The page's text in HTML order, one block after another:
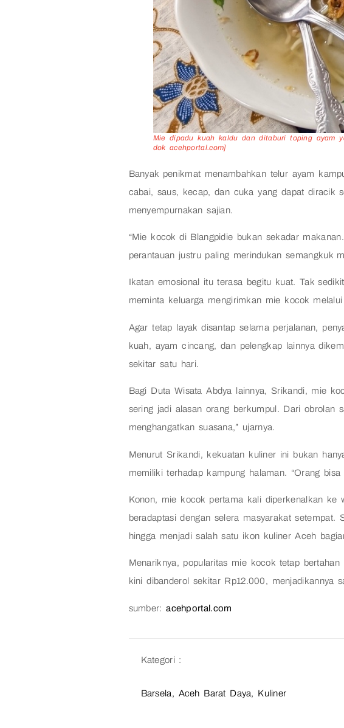
Mie dipadu kuah kaldu dan ditaburi toping ayam
dok acehportal.com]
Banyak penikmat menambahkan telur ayam
cabai, saus, kecap, dan cuka yang dapat diracik
menyempurnakan sajian.
“Mie kocok di Blangpidie bukan sekadar
perantauan justru paling merindukan semangkuk
Ikatan emosional itu terasa begitu kuat. Tak
meminta keluarga mengirimkan mie kocok
Agar tetap layak disantap selama perjalanan,
kuah, ayam cincang, dan pelengkap lainnya
sekitar satu hari.
Bagi Duta Wisata Abdya lainnya, Srikandi, mie
sering jadi alasan orang berkumpul. Dari obrolan
menghangatkan suasana,” ujarnya.
Menurut Srikandi, kekuatan kuliner ini bukan
memiliki terhadap kampung halaman. “Orang
Konon, mie kocok pertama kali diperkenalkan ke
beradaptasi dengan selera masyarakat
hingga menjadi salah satu ikon kuliner Aceh
Menariknya, popularitas mie kocok tetap
kini dibanderol sekitar Rp12.000, menjadikannya
sumber:acehportal.com
Kategori :
Barsela, Aceh Barat Daya, Kuliner